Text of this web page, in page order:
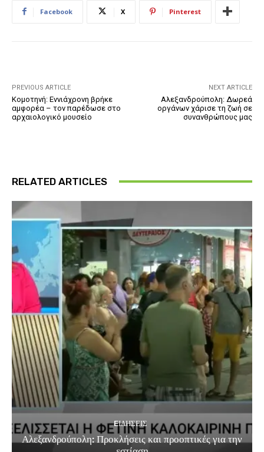
Facebook X Pinterest
PREVIOUS ARTICLE
Κομοτηνή: Εννιάχρονη βρήκε
αμφορέα – τον παρέδωσε στο
αρχαιολογικό μουσείο
NEXT ARTICLE
Αλεξανδρούπολη: Δωρεά
οργάνων χάρισε τη ζωή σε
συνανθρώπους μας
RELATED ARTICLES
EΙΔΗΣΕΙΣ
Αλεξανδρούπολη: Προκλήσεις και προοπτικές για την